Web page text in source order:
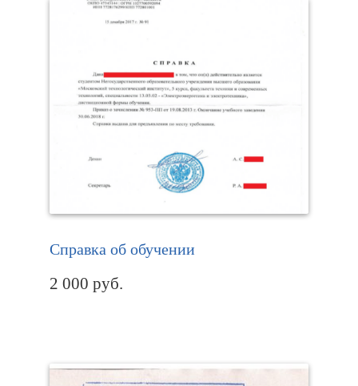
Справка об обучении
2 000 руб.